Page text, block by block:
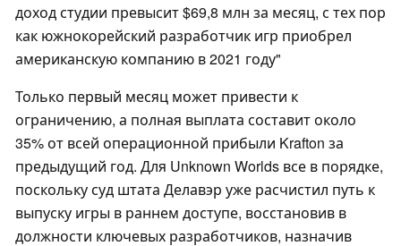
доход студии превысит $69,8 млн за месяц, с тех пор
как южнокорейский разработчик игр приобрел
американскую компанию в 2021 году"
Только первый месяц может привести к
ограничению, а полная выплата составит около
35% от всей операционной прибыли Krafton за
предыдущий год. Для Unknown Worlds все в порядке,
поскольку суд штата Делавэр уже расчистил путь к
выпуску игры в раннем доступе, восстановив в
должности ключевых разработчиков, назначив